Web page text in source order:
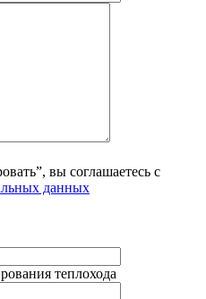
вы соглашаетесь с
данных
теплохода